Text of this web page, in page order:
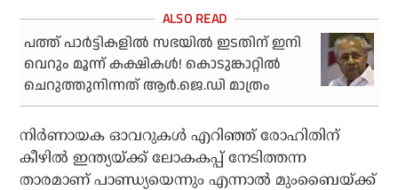
പത്ത് പാര്‍ട്ടികളില്‍ സഭയില്‍ ഇടതിന് ഇനി
വെറും മൂന്ന് കക്ഷികള്‍! കൊടുങ്കാറ്റില്‍
ചെറുത്തുനിന്നത് ആര്‍.ജെ.ഡി മാത്രം
നിര്‍ണായക ഓവറുകള്‍ എറിഞ്ഞ് രോഹിതിന്
കീഴില്‍ ഇന്ത്യയ്ക്ക് ലോകകപ്പ് നേടിത്തന്ന
താരമാണ് പാണ്ഡ്യയെന്നും എന്നാല്‍ മുംബൈയ്ക്ക്